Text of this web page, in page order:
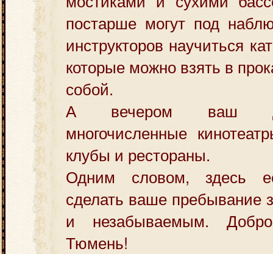
постарше могут под
инструкторов научиться
которые можно взять в
собой.
А вечером ваш
многочисленные
клубы и рестораны.
Одним словом, здесь
сделать ваше пребывание
и незабываемым.
Тюмень!